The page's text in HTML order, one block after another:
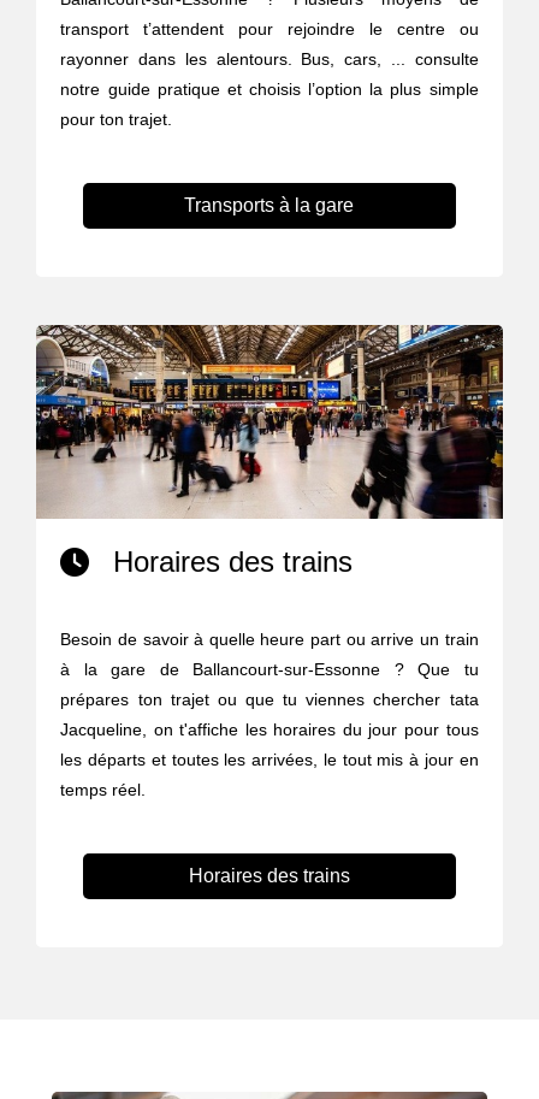
transport t’attendent pour rejoindre le centre ou
rayonner dans les alentours. Bus, cars, ... consulte
notre guide pratique et choisis l’option la plus simple
pour ton trajet.
Transports à la gare
Horaires des trains
Besoin de savoir à quelle heure part ou arrive un train
à la gare de Ballancourt-sur-Essonne ? Que tu
prépares ton trajet ou que tu viennes chercher tata
Jacqueline, on t'affiche les horaires du jour pour tous
les départs et toutes les arrivées, le tout mis à jour en
temps réel.
Horaires des trains